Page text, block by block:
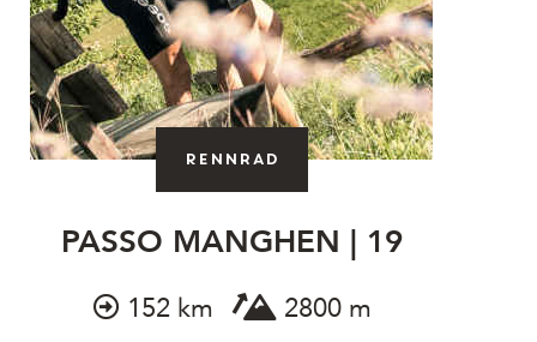
Rennrad
PASSO MANGHEN | 19
152 km 2800 m